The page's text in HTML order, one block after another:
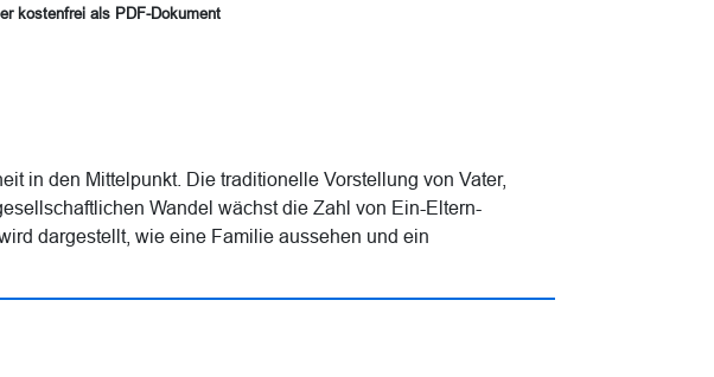
kostenfrei als PDF-Dokument
in den Mittelpunkt. Die traditionelle Vorstellung von Vater,
Wandel wächst die Zahl von Ein-Eltern-
dargestellt, wie eine Familie aussehen und ein